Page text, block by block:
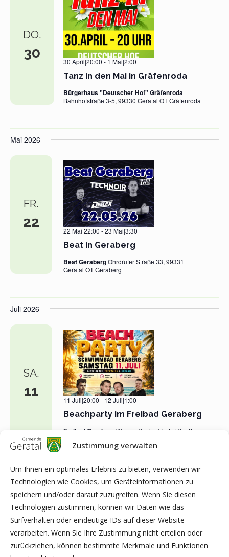
Zustimmung verwalten
Um Ihnen ein optimales Erlebnis zu bieten, verwenden wir
Technologien wie Cookies, um Geräteinformationen zu
speichern und/oder darauf zuzugreifen. Wenn Sie diesen
Technologien zustimmen, können wir Daten wie das
Surfverhalten oder eindeutige IDs auf dieser Website
verarbeiten. Wenn Sie Ihre Zustimmung nicht erteilen oder
zurückziehen, können bestimmte Merkmale und Funktionen
DO.
30
Tanz in den Mai in Gräfenroda
30 April|20:00 - 1 Mai|2:00
Bürgerhaus "Deutscher Hof" Gräfenroda
Bahnhofstraße 3-5, 99330 Geratal OT Gräfenroda
Mai 2026
FR.
22
Beat in Geraberg
22 Mai|22:00 -23 Mai|3:30
Beat GerabergOhrdrufer Straße 33, 99331
Geratal OT Geraberg
Juli 2026
SA.
11
Beachparty im Freibad Geraberg
11 Juli|20:00 - 12 Juli|1:00
Freibad Geraberg Werner-Seelenbinder-Straße
VORHERIGE
VERANSTALTUNGEN
KALENDER ABONNIEREN